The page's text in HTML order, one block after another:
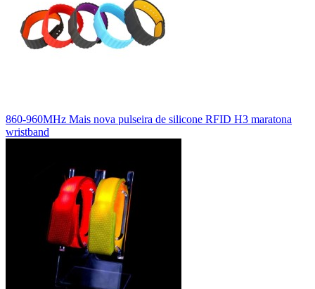
860-960MHz Mais nova pulseira de silicone RFID H3 maratona
wristband